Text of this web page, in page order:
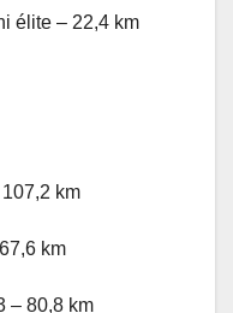
élite – 22,4 km
km
km
– 80,8 km